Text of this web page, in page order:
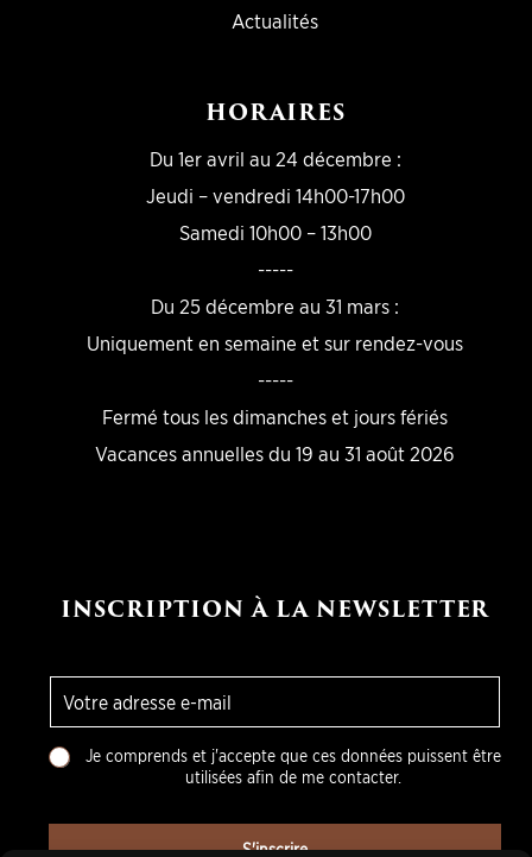
Actualités
HORAIRES
Du 1er avril au 24 décembre :
Jeudi – vendredi 14h00-17h00
Samedi 10h00 – 13h00
-----
Du 25 décembre au 31 mars :
Uniquement en semaine et sur rendez-vous
-----
Fermé tous les dimanches et jours fériés
Vacances annuelles du 19 au 31 août 2026
INSCRIPTION À LA NEWSLETTER
m
a
*
C
i
x
Je comprends et j'accepte que ces données puissent être
utilisées afin de me contacter.
S'inscrire